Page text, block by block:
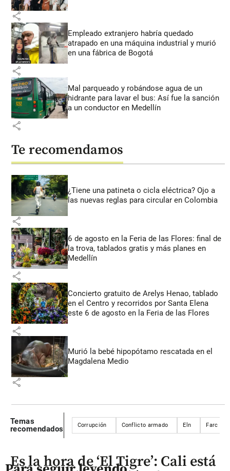
share
Empleado extranjero habría quedado
atrapado en una máquina industrial y murió
en una fábrica de Bogotá
share
Mal parqueado y robándose agua de un
hidrante para lavar el bus: Así fue la sanción
a un conductor en Medellín
share
Te recomendamos
¿Tiene una patineta o cicla eléctrica? Ojo a
las nuevas reglas para circular en Colombia
share
6 de agosto en la Feria de las Flores: final de
la trova, tablados gratis y más planes en
Medellín
share
Concierto gratuito de Arelys Henao, tablado
en el Centro y recorridos por Santa Elena
este 6 de agosto en la Feria de las Flores
share
Murió la bebé hipopótamo rescatada en el
Magdalena Medio
share
Temas
recomendados
Corrupción Conflicto armado Eln Farc
Es la hora de ‘El Tigre’: Cali está